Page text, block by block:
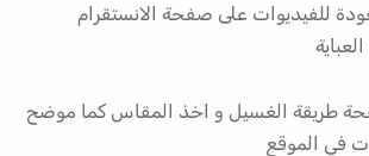
للفيديوات على صفحة الانستقرام
طريقة الغسيل و اخذ المقاس كما موضح
في الموقع